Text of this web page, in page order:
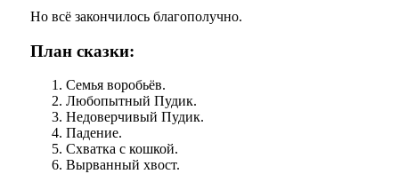
Но всё закончилось благополучно.
План сказки:
Семья воробьёв.
Любопытный Пудик.
Недоверчивый Пудик.
Падение.
Схватка с кошкой.
Вырванный хвост.